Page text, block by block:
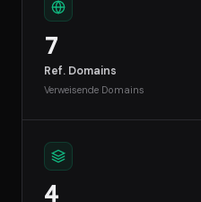
7
Ref. Domains
Verweisende Domains
4